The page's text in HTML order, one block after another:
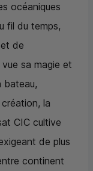
océaniques
fil du temps,
de
sa magie et
bateau,
la
CIC cultive
de plus
continent